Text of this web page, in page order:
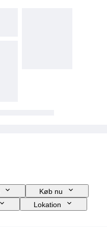
Køb nu
Lokation